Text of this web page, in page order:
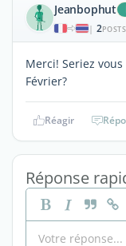
Jeanbophut
| 2POSTS
Merci! Seriez
Février?
Réagir
Réponse